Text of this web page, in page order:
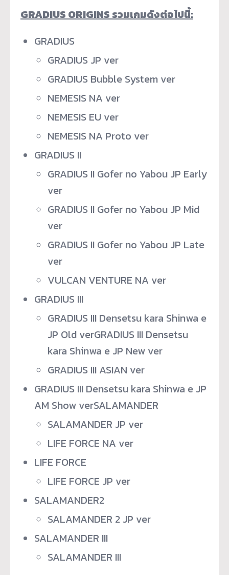
GRADIUS ORIGINS รวมเกมดังต่อไปนี้:
GRADIUS
GRADIUS JP ver
GRADIUS Bubble System ver
NEMESIS NA ver
NEMESIS EU ver
NEMESIS NA Proto ver
GRADIUS II
GRADIUS II Gofer no Yabou JP Early
ver
GRADIUS II Gofer no Yabou JP Mid
ver
GRADIUS II Gofer no Yabou JP Late
ver
VULCAN VENTURE NA ver
GRADIUS III
GRADIUS III Densetsu kara Shinwa e
JP Old verGRADIUS III Densetsu
kara Shinwa e JP New ver
GRADIUS III ASIAN ver
GRADIUS III Densetsu kara Shinwa e JP
AM Show verSALAMANDER
SALAMANDER JP ver
LIFE FORCE NA ver
LIFE FORCE
LIFE FORCE JP ver
SALAMANDER2
SALAMANDER 2 JP ver
SALAMANDER III
SALAMANDER III